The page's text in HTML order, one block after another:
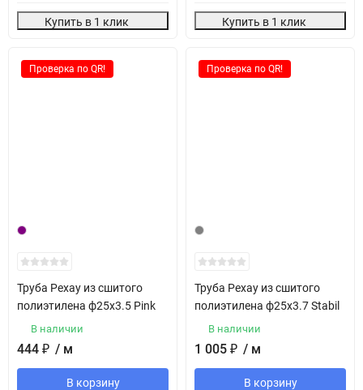
Купить в 1 клик Купить в 1 клик
Проверка по QR!
Труба Рехау из сшитого
полиэтилена ф25х3.5 Pink
В наличии
444 ₽ / м
В корзину
Проверка по QR!
Труба Рехау из сшитого
полиэтилена ф25х3.7 Stabil
В наличии
1 005 ₽ / м
В корзину